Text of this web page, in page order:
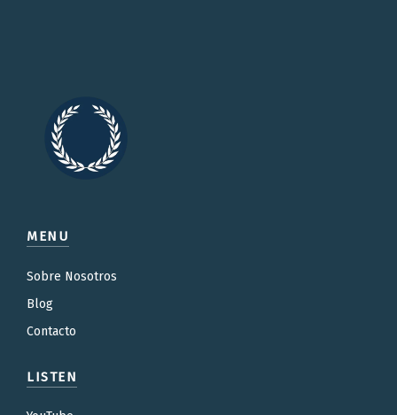
MENU
Sobre Nosotros
Blog
Contacto
LISTEN